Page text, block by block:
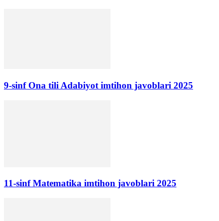
9-sinf Ona tili Adabiyot imtihon javoblari 2025
11-sinf Matematika imtihon javoblari 2025